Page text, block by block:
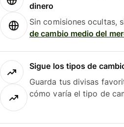
dinero
Sin comisiones ocultas,
de cambio medio del
Sigue los tipos de
Guarda tus divisas
cómo varía el tipo de